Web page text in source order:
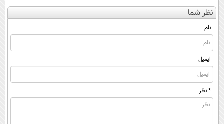
کن
(◀پرسش‌نامه)
صیادی
+پرسشنامه
کنی؟ (◂فیلم +
◂پرسش‌نامه)
نظر شما
نام
ایمیل
* نظر